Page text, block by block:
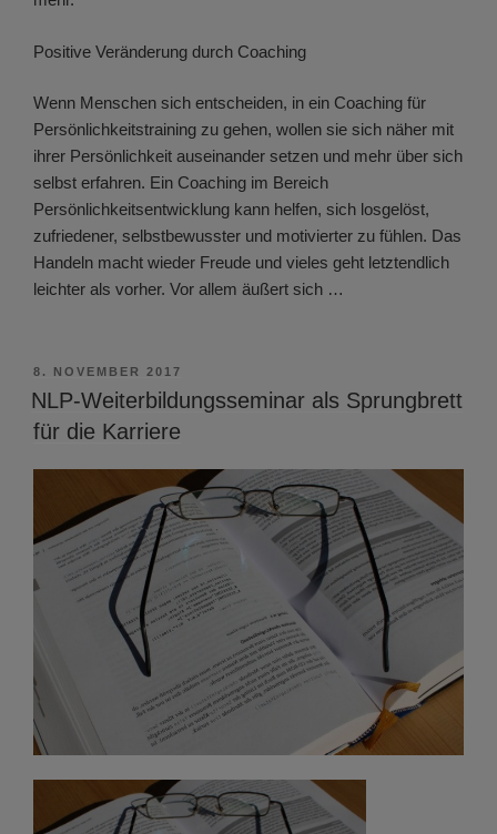
Positive Veränderung durch Coaching
Wenn Menschen sich entscheiden, in ein Coaching für
Persönlichkeitstraining zu gehen, wollen sie sich näher mit
ihrer Persönlichkeit auseinander setzen und mehr über sich
selbst erfahren. Ein Coaching im Bereich
Persönlichkeitsentwicklung kann helfen, sich losgelöst,
zufriedener, selbstbewusster und motivierter zu fühlen. Das
Handeln macht wieder Freude und vieles geht letztendlich
leichter als vorher. Vor allem äußert sich …
VERÖFFENTLICHT
AM
8. NOVEMBER 2017
NLP-Weiterbildungsseminar als Sprungbrett
für die Karriere